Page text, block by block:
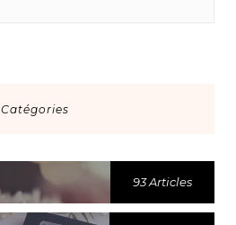
Catégories
93 Articles